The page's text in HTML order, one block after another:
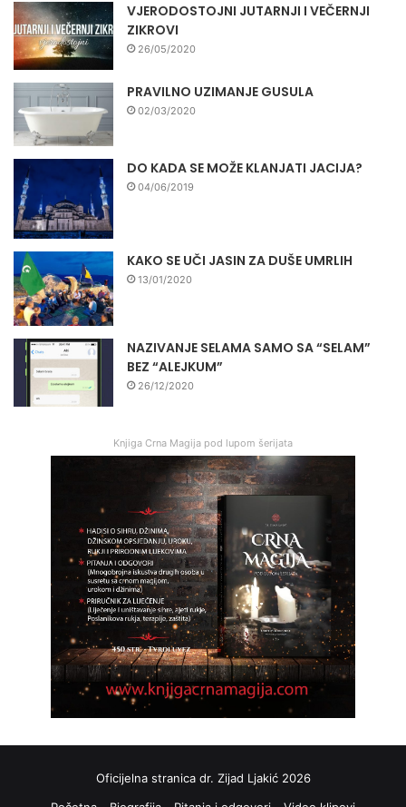
VJERODOSTOJNI JUTARNJI I VEČERNJI
ZIKROVI
26/05/2020
PRAVILNO UZIMANJE GUSULA
02/03/2020
DO KADA SE MOŽE KLANJATI JACIJA?
04/06/2019
KAKO SE UČI JASIN ZA DUŠE UMRLIH
13/01/2020
NAZIVANJE SELAMA SAMO SA “SELAM”
BEZ “ALEJKUM”
26/12/2020
Knjiga Crna Magija pod lupom šerijata
Oficijelna stranica dr. Zijad Ljakić 2026